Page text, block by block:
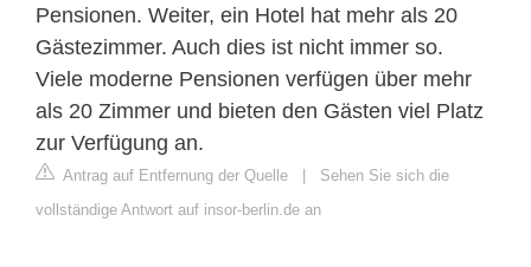
Pensionen. Weiter, ein Hotel hat mehr als 20
Gästezimmer. Auch dies ist nicht immer so.
Viele moderne Pensionen verfügen über mehr
als 20 Zimmer und bieten den Gästen viel Platz
zur Verfügung an.
Antrag auf Entfernung der Quelle
Sehen Sie sich die
vollständige Antwort auf insor-berlin.de an